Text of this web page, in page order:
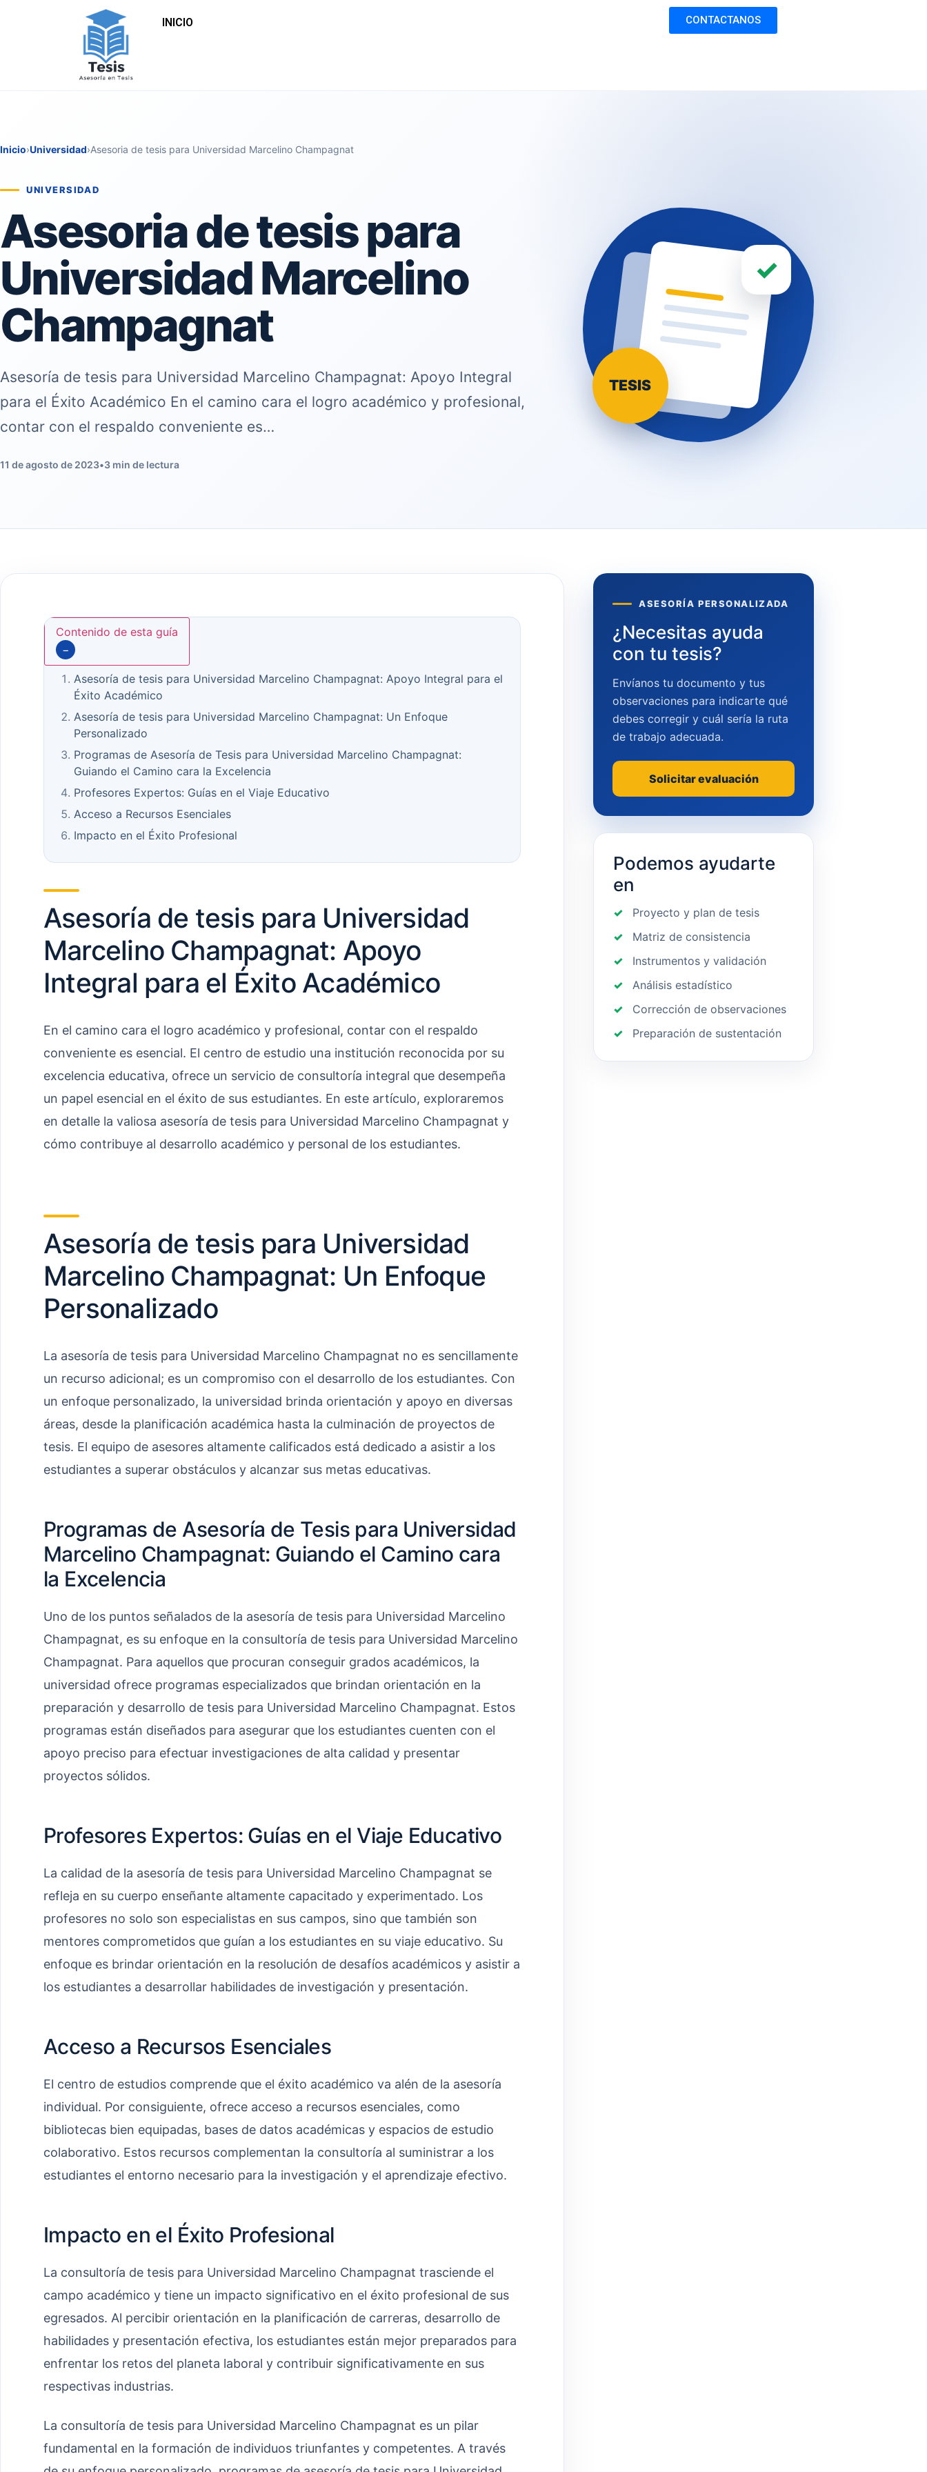
INICIO CONTACTANOS
Inicio›Universidad›Asesoria de tesis para Universidad Marcelino Champagnat
UNIVERSIDAD
Asesoria de tesis para
Universidad Marcelino
Champagnat
Asesoría de tesis para Universidad Marcelino Champagnat: Apoyo Integral
para el Éxito Académico En el camino cara el logro académico y profesional,
contar con el respaldo conveniente es…
11 de agosto de 2023•3 min de lectura
✓
TESIS
Contenido de esta guía
−
Asesoría de tesis para Universidad Marcelino Champagnat: Apoyo Integral para el
Éxito Académico
Asesoría de tesis para Universidad Marcelino Champagnat: Un Enfoque
Personalizado
Programas de Asesoría de Tesis para Universidad Marcelino Champagnat:
Guiando el Camino cara la Excelencia
Profesores Expertos: Guías en el Viaje Educativo
Acceso a Recursos Esenciales
Impacto en el Éxito Profesional
Asesoría de tesis para Universidad
Marcelino Champagnat: Apoyo
Integral para el Éxito Académico
En el camino cara el logro académico y profesional, contar con el respaldo
conveniente es esencial. El centro de estudio una institución reconocida por su
excelencia educativa, ofrece un servicio de consultoría integral que desempeña
un papel esencial en el éxito de sus estudiantes. En este artículo, exploraremos
en detalle la valiosa asesoría de tesis para Universidad Marcelino Champagnat y
cómo contribuye al desarrollo académico y personal de los estudiantes.
Asesoría de tesis para Universidad
Marcelino Champagnat: Un Enfoque
Personalizado
La asesoría de tesis para Universidad Marcelino Champagnat no es sencillamente
un recurso adicional; es un compromiso con el desarrollo de los estudiantes. Con
un enfoque personalizado, la universidad brinda orientación y apoyo en diversas
áreas, desde la planificación académica hasta la culminación de proyectos de
tesis. El equipo de asesores altamente calificados está dedicado a asistir a los
estudiantes a superar obstáculos y alcanzar sus metas educativas.
Programas de Asesoría de Tesis para Universidad
Marcelino Champagnat: Guiando el Camino cara
la Excelencia
Uno de los puntos señalados de la asesoría de tesis para Universidad Marcelino
Champagnat, es su enfoque en la consultoría de tesis para Universidad Marcelino
Champagnat. Para aquellos que procuran conseguir grados académicos, la
universidad ofrece programas especializados que brindan orientación en la
preparación y desarrollo de tesis para Universidad Marcelino Champagnat. Estos
programas están diseñados para asegurar que los estudiantes cuenten con el
apoyo preciso para efectuar investigaciones de alta calidad y presentar
proyectos sólidos.
Profesores Expertos: Guías en el Viaje Educativo
La calidad de la asesoría de tesis para Universidad Marcelino Champagnat se
refleja en su cuerpo enseñante altamente capacitado y experimentado. Los
profesores no solo son especialistas en sus campos, sino que también son
mentores comprometidos que guían a los estudiantes en su viaje educativo. Su
enfoque es brindar orientación en la resolución de desafíos académicos y asistir a
los estudiantes a desarrollar habilidades de investigación y presentación.
Acceso a Recursos Esenciales
El centro de estudios comprende que el éxito académico va alén de la asesoría
individual. Por consiguiente, ofrece acceso a recursos esenciales, como
bibliotecas bien equipadas, bases de datos académicas y espacios de estudio
colaborativo. Estos recursos complementan la consultoría al suministrar a los
estudiantes el entorno necesario para la investigación y el aprendizaje efectivo.
Impacto en el Éxito Profesional
La consultoría de tesis para Universidad Marcelino Champagnat trasciende el
campo académico y tiene un impacto significativo en el éxito profesional de sus
egresados. Al percibir orientación en la planificación de carreras, desarrollo de
habilidades y presentación efectiva, los estudiantes están mejor preparados para
enfrentar los retos del planeta laboral y contribuir significativamente en sus
respectivas industrias.
La consultoría de tesis para Universidad Marcelino Champagnat es un pilar
fundamental en la formación de individuos triunfantes y competentes. A través
ASESORÍA PERSONALIZADA
¿Necesitas ayuda
con tu tesis?
Envíanos tu documento y tus
observaciones para indicarte qué
debes corregir y cuál sería la ruta
de trabajo adecuada.
Solicitar evaluación
Podemos ayudarte
en
Proyecto y plan de tesis
Matriz de consistencia
Instrumentos y validación
Análisis estadístico
Corrección de observaciones
Preparación de sustentación